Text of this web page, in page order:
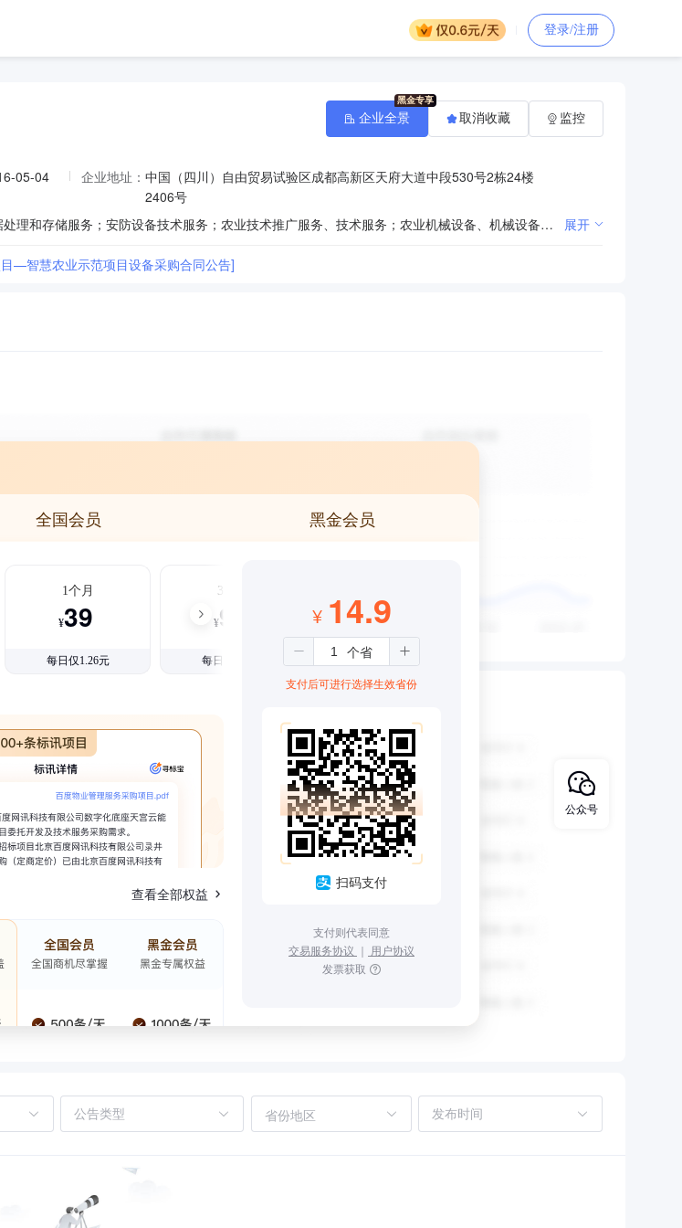
登录/注册
05-04 企业地址： 中国（四川）自由贸易试验区成都高新区天府大道中段530号2栋24楼
2406号
信息系统集成服务；信息技术咨询服务；软件开发；数据处理和存储服务；安防设备技术服务；农业技术推广服务、技术服务；农业机械设备、机械设备、环保设备、五金产品及电子产品销售；综合布线工程、环保工程、灌溉排涝工程设计、施工（凭资质证书经营）；灌溉设备安装及技术服务。（依法须经批准的项目，经相关部门批准后方可展开经营活动）。 展开
—智慧农业示范项目设备采购合同公告]
企业全景 取消收藏 监控
全国会员 黑金会员
1个月
¥39
每日仅1.26元
3个月
¥99
每日仅1.08元
查看全部权益
¥ 14.9
支付后可进行选择生效省份
扫码支付
支付则代表同意
交易服务协议 ｜ 用户协议
发票获取
省份地区
公众号